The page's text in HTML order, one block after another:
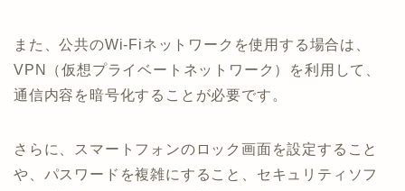
また、公共のWi-Fiネットワークを使用する場合は、
VPN（仮想プライベートネットワーク）を利用して、
通信内容を暗号化することが必要です。
さらに、スマートフォンのロック画面を設定すること
や、パスワードを複雑にすること、セキュリティソフ